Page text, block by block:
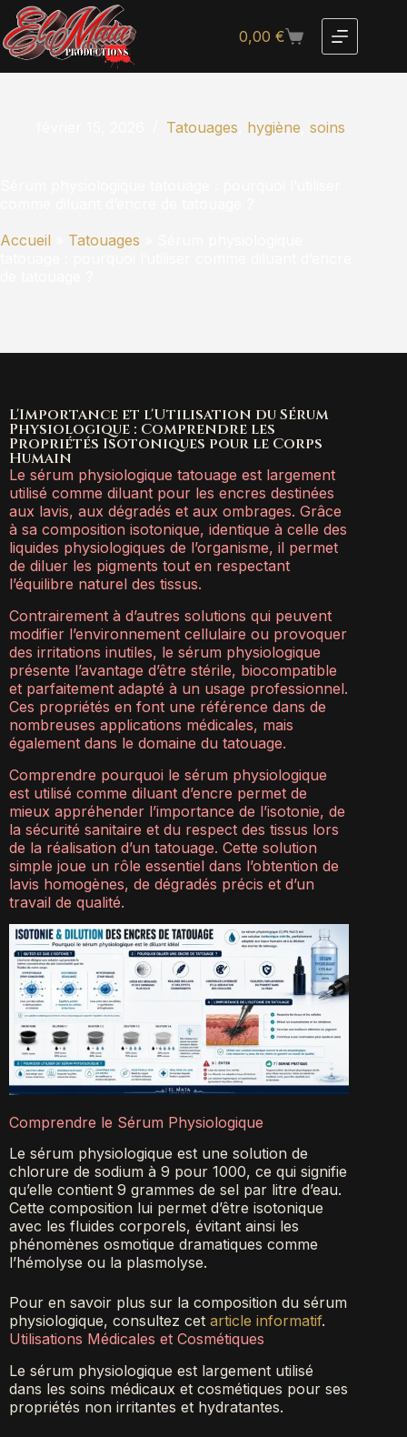
0,00€
Tatouages hygiène soins
Accueil
Tatouages
L'Importance et l'Utilisation du Sérum
Physiologique : Comprendre les
Propriétés Isotoniques pour le Corps
Humain
Le sérum physiologique tatouage est largement
utilisé comme diluant pour les encres destinées
aux lavis, aux dégradés et aux ombrages. Grâce
à sa composition isotonique, identique à celle des
liquides physiologiques de l’organisme, il permet
de diluer les pigments tout en respectant
l’équilibre naturel des tissus.
Contrairement à d’autres solutions qui peuvent
modifier l’environnement cellulaire ou provoquer
des irritations inutiles, le sérum physiologique
présente l’avantage d’être stérile, biocompatible
et parfaitement adapté à un usage professionnel.
Ces propriétés en font une référence dans de
nombreuses applications médicales, mais
également dans le domaine du tatouage.
Comprendre pourquoi le sérum physiologique
est utilisé comme diluant d’encre permet de
mieux appréhender l’importance de l’isotonie, de
la sécurité sanitaire et du respect des tissus lors
de la réalisation d’un tatouage. Cette solution
simple joue un rôle essentiel dans l’obtention de
lavis homogènes, de dégradés précis et d’un
travail de qualité.
Comprendre le Sérum Physiologique
Le sérum physiologique est une solution de
chlorure de sodium à 9 pour 1000, ce qui signifie
qu’elle contient 9 grammes de sel par litre d’eau.
Cette composition lui permet d’être isotonique
avec les fluides corporels, évitant ainsi les
phénomènes osmotique dramatiques comme
l’hémolyse ou la plasmolyse.
Pour en savoir plus sur la composition du sérum
physiologique, consultez cet article informatif.
Utilisations Médicales et Cosmétiques
Le sérum physiologique est largement utilisé
dans les soins médicaux et cosmétiques pour ses
propriétés non irritantes et hydratantes.